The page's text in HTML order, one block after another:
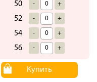
50 - +
52 - +
54 - +
56 - +
Купить